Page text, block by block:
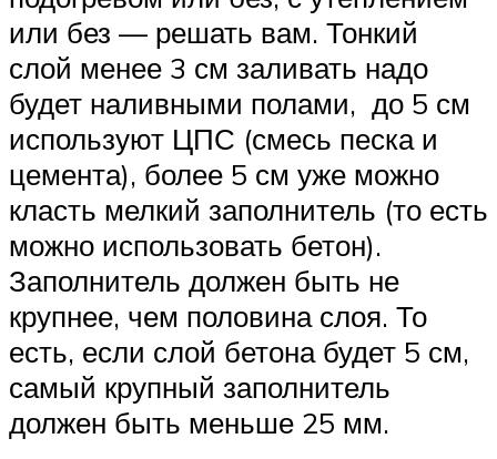
или без — решать вам. Тонкий
слой менее 3 см заливать надо
будет наливными полами, до 5 см
используют ЦПС (смесь песка и
цемента), более 5 см уже можно
класть мелкий заполнитель (то есть
можно использовать бетон).
Заполнитель должен быть не
крупнее, чем половина слоя. То
есть, если слой бетона будет 5 см,
самый крупный заполнитель
должен быть меньше 25 мм.